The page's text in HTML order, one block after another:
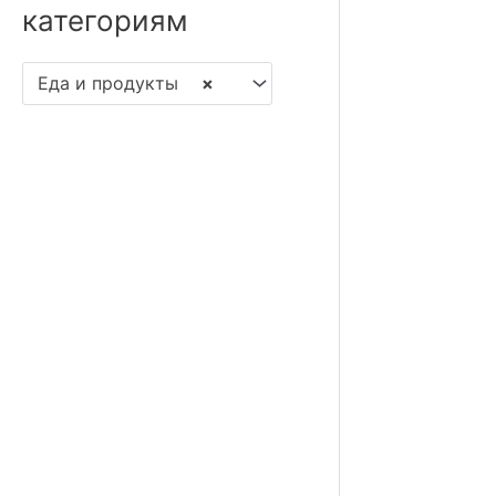
категориям
×
Еда и продукты